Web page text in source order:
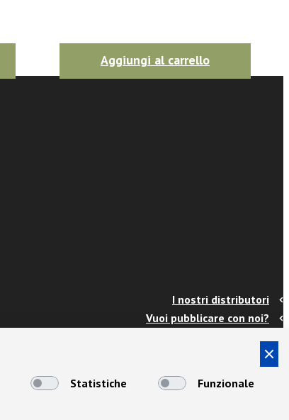
Aggiungi al carrello
I nostri distributori
Vuoi pubblicare con noi?
Info e spedizioni
Termini e condizioni
Cookies
Statistiche
Funzionale